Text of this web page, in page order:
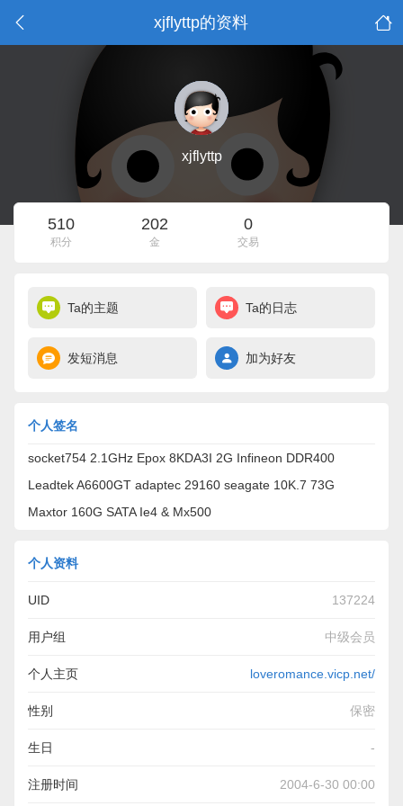
xjflyttp的资料
xjflyttp
510
积分
202
金
0
交易
Ta的主题 Ta的日志
发短消息 加为好友
个人签名
socket754 2.1GHz Epox 8KDA3I 2G Infineon DDR400
Leadtek A6600GT adaptec 29160 seagate 10K.7 73G
Maxtor 160G SATA Ie4 & Mx500
个人资料
UID 137224
用户组 中级会员
个人主页 loveromance.vicp.net/
性别 保密
生日 -
注册时间 2004-6-30 00:00